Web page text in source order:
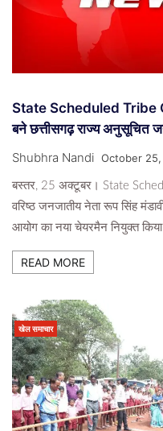
State Scheduled Tribe
बने छत्तीसगढ़ राज्य अनुसूचित
Shubhra Nandi October
बस्तर, 25 अक्टूबर। State
वरिष्ठ जनजातीय नेता रूप सिंह
आयोग का नया चेयरमैन नियुक्त
READ MORE
खेल समाचार